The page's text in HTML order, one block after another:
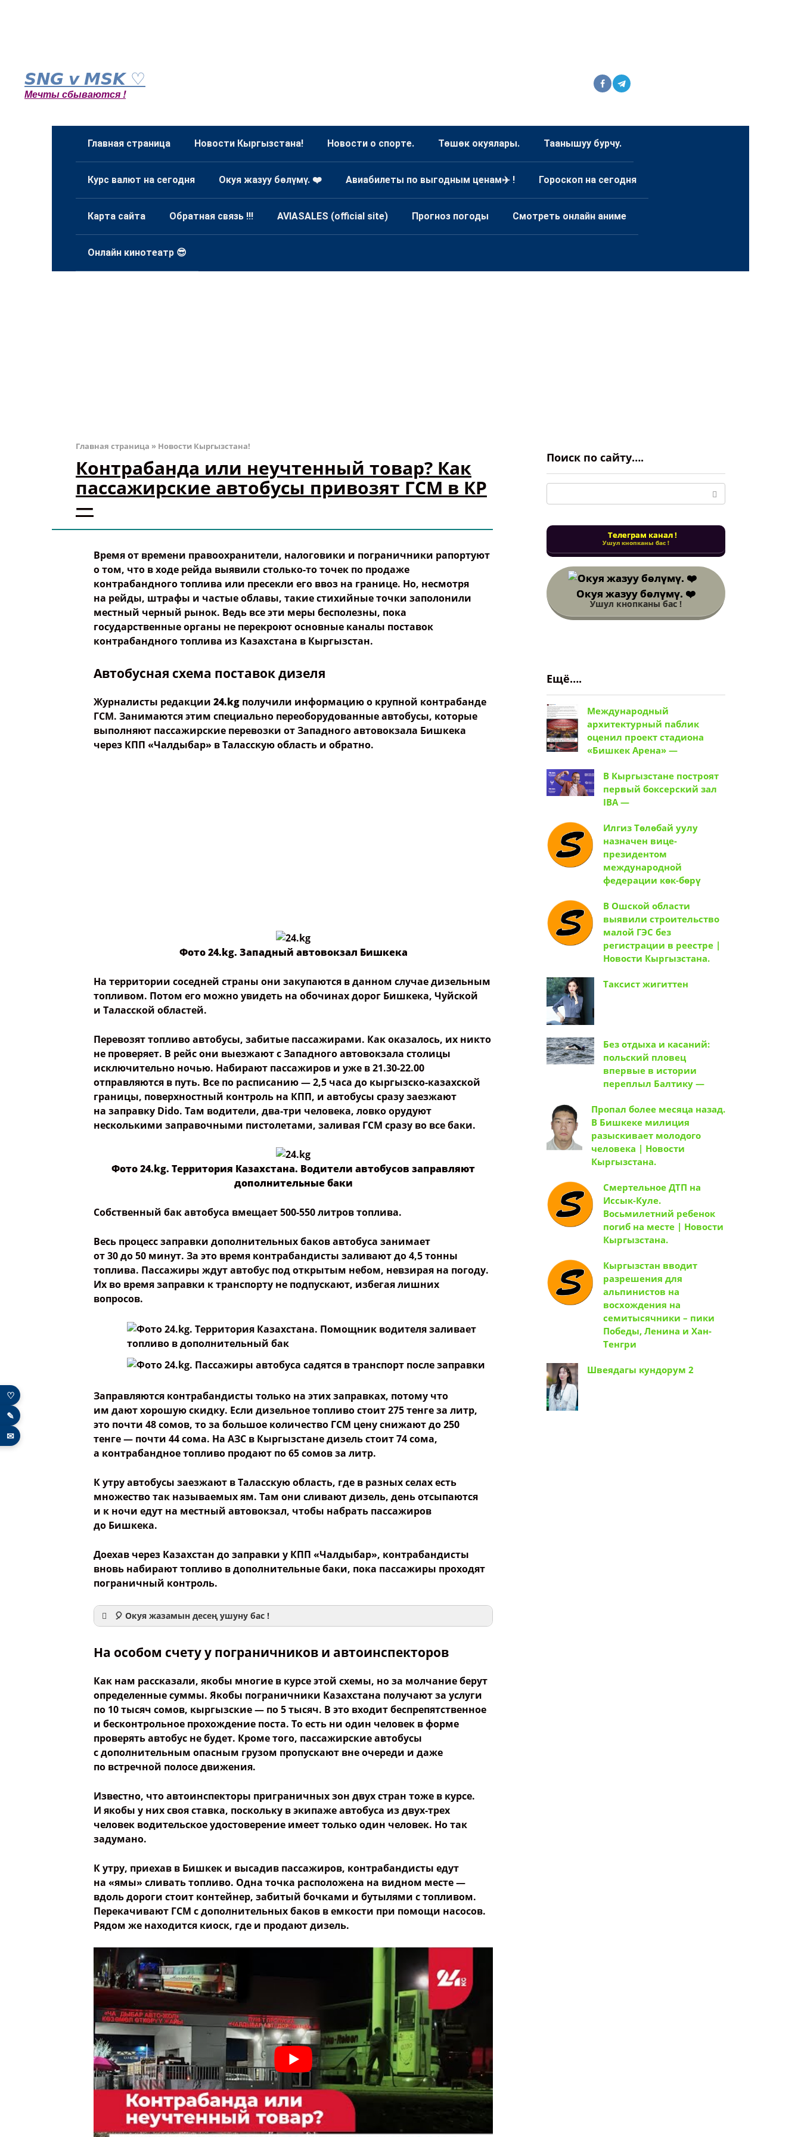
контенту𝙎𝙉𝙂 𝙫 𝙈𝙎𝙆 ♡
Мечты сбываются !
Главная страница Новости Кыргызстана! Новости о спорте. Төшөк окуялары. Таанышуу бурчу.
Курс валют на сегодня Окуя жазуу бөлүмү. ❤️ Авиабилеты по выгодным ценам✈️ ! Гороскоп на сегодня
Карта сайта Обратная связь !!! AVIASALES (official site) Прогноз погоды Смотреть онлайн аниме
Онлайн кинотеатр 😎
Главная страница » Новости Кыргызстана!
Контрабанда или неучтенный товар? Как
пассажирские автобусы привозят ГСМ в КР
—
Время от времени правоохранители, налоговики и пограничники рапортуют
о том, что в ходе рейда выявили столько-то точек по продаже
контрабандного топлива или пресекли его ввоз на границе. Но, несмотря
на рейды, штрафы и частые облавы, такие стихийные точки заполонили
местный черный рынок. Ведь все эти меры бесполезны, пока
государственные органы не перекроют основные каналы поставок
контрабандного топлива из Казахстана в Кыргызстан.
Автобусная схема поставок дизеля
Журналисты редакции 24.kg получили информацию о крупной контрабанде
ГСМ. Занимаются этим специально переоборудованные автобусы, которые
выполняют пассажирские перевозки от Западного автовокзала Бишкека
через КПП «Чалдыбар» в Таласскую область и обратно.
Фото 24.kg. Западный автовокзал Бишкека
На территории соседней страны они закупаются в данном случае дизельным
топливом. Потом его можно увидеть на обочинах дорог Бишкека, Чуйской
и Таласской областей.
Перевозят топливо автобусы, забитые пассажирами. Как оказалось, их никто
не проверяет. В рейс они выезжают с Западного автовокзала столицы
исключительно ночью. Набирают пассажиров и уже в 21.30-22.00
отправляются в путь. Все по расписанию — 2,5 часа до кыргызско-казахской
границы, поверхностный контроль на КПП, и автобусы сразу заезжают
на заправку Dido. Там водители, два-три человека, ловко орудуют
несколькими заправочными пистолетами, заливая ГСМ сразу во все баки.
Фото 24.kg. Территория Казахстана. Водители автобусов заправляют
дополнительные баки
Собственный бак автобуса вмещает 500-550 литровтоплива.
Весь процесс заправки дополнительных баков автобуса занимает
от 30 до 50 минут. За это время контрабандисты заливают до 4,5 тонны
топлива. Пассажиры ждут автобус под открытым небом, невзирая на погоду.
Их во время заправки к транспорту не подпускают, избегая лишних
вопросов.
Заправляются контрабандисты только на этих заправках, потому что
им дают хорошую скидку. Если дизельное топливо стоит 275 тенге за литр,
это почти 48 сомов, то за большое количество ГСМ цену снижают до 250
тенге — почти 44 сома. На АЗС в Кыргызстане дизель стоит 74 сома,
а контрабандное топливо продают по 65 сомов за литр.
К утру автобусы заезжают в Таласскую область, где в разных селах есть
множество так называемых ям. Там они сливают дизель, день отсыпаются
и к ночи едут на местный автовокзал, чтобы набрать пассажиров
до Бишкека.
Доехав через Казахстан до заправки у КПП «Чалдыбар», контрабандисты
вновь набирают топливо в дополнительные баки, пока пассажиры проходят
пограничный контроль.
🎈 Окуя жазамын десең ушуну бас !
Ваше имя
Название сообщения
Опубликовать контент
На особом счету у пограничников и автоинспекторов
Как нам рассказали, якобы многие в курсе этой схемы, но за молчание берут
определенные суммы. Якобы пограничники Казахстана получают за услуги
по 10 тысяч сомов, кыргызские — по 5 тысяч. В это входит беспрепятственное
и бесконтрольное прохождение поста. То есть ни один человек в форме
проверять автобус не будет. Кроме того, пассажирские автобусы
с дополнительным опасным грузом пропускают вне очереди и даже
по встречной полосе движения.
Известно, что автоинспекторы приграничных зон двух стран тоже в курсе.
И якобы у них своя ставка, поскольку в экипаже автобуса из двух-трех
человек водительское удостоверение имеет только один человек. Но так
задумано.
К утру, приехав в Бишкек и высадив пассажиров, контрабандисты едут
на «ямы» сливать топливо. Одна точка расположена на видном месте —
вдоль дороги стоит контейнер, забитый бочками и бутылями с топливом.
Перекачивают ГСМ с дополнительных баков в емкости при помощи насосов.
Рядом же находится киоск, где и продают дизель.
Поиск по сайту….
Телеграм канал !
Ушул кнопканы бас !
Окуя жазуу бөлүмү. ❤️
Ушул кнопканы бас !
Ещё….
Международный
архитектурный паблик
оценил проект стадиона
«Бишкек Арена» —
В Кыргызстане построят
первый боксерский зал
IBA —
Илгиз Төлөбай уулу
назначен вице-
президентом
международной
федерации көк-бөрү
В Ошской области
выявили строительство
малой ГЭС без
регистрации в реестре |
Новости Кыргызстана.
Таксист жигиттен
Без отдыха и касаний:
польский пловец
впервые в истории
переплыл Балтику —
Пропал более месяца назад.
В Бишкеке милиция
разыскивает молодого
человека | Новости
Кыргызстана.
Смертельное ДТП на
Иссык-Куле.
Восьмилетний ребенок
погиб на месте | Новости
Кыргызстана.
Кыргызстан вводит
разрешения для
альпинистов на
восхождения на
семитысячники – пики
Победы, Ленина и Хан-
Тенгри
Швеядагы кундорум 2
♡
✎
✉